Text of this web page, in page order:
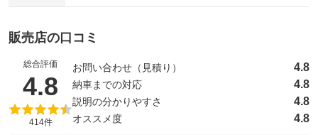
販売店の口コミ
総合評価
4.8 （5点満点中）
414件
お問い合わせ（見積り） 4.8
納車までの対応 4.8
説明の分かりやすさ 4.8
オススメ度 4.8